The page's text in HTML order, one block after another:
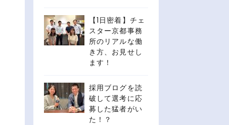
【1日密着】チェ
スター京都事務
所のリアルな働
き方、お見せし
ます！
採用ブログを読
破して選考に応
募した猛者がい
た！？